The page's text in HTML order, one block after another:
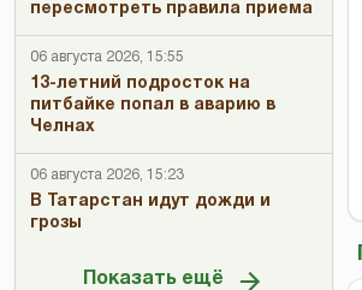
пересмотреть правила приема
06 августа 2026, 15:55
13-летний подросток на
питбайке попал в аварию в
Челнах
06 августа 2026, 15:23
В Татарстан идут дожди и
грозы
Показать ещё